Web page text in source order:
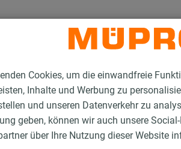
Cookies, um die einwandfreie
Inhalte und Werbung zu
und unseren Datenverkehr zu
geben, können wir auch unsere
über Ihre Nutzung dieser Website
Produkte für die Lüftungsbefestigung